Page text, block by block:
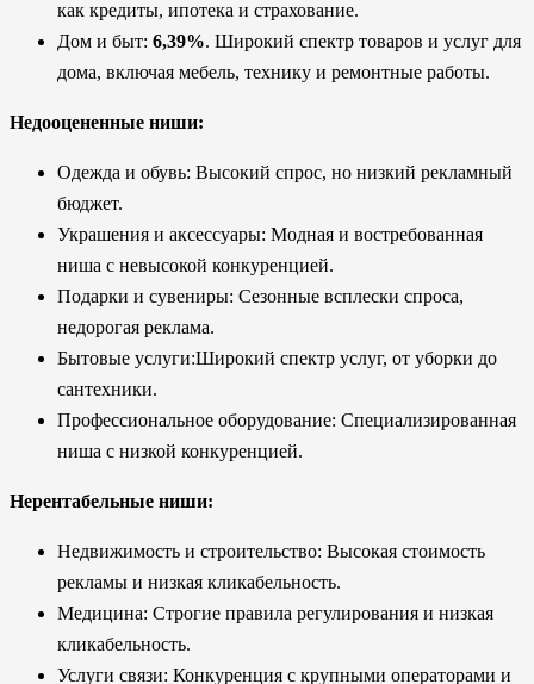
как кредиты, ипотека и страхование.
Дом и быт: 6,39%. Широкий спектр товаров и услуг для
дома, включая мебель, технику и ремонтные работы.
Недооцененные ниши:
Одежда и обувь: Высокий спрос, но низкий рекламный
бюджет.
Украшения и аксессуары: Модная и востребованная
ниша с невысокой конкуренцией.
Подарки и сувениры: Сезонные всплески спроса,
недорогая реклама.
Бытовые услуги:Широкий спектр услуг, от уборки до
сантехники.
Профессиональное оборудование: Специализированная
ниша с низкой конкуренцией.
Нерентабельные ниши:
Недвижимость и строительство: Высокая стоимость
рекламы и низкая кликабельность.
Медицина: Строгие правила регулирования и низкая
кликабельность.
Услуги связи: Конкуренция с крупными операторами и